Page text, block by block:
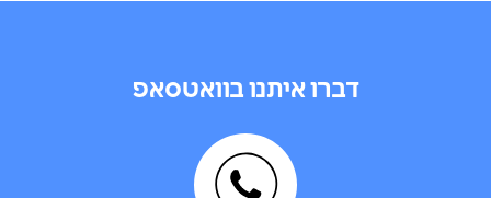
דברו איתנו בוואטסאפ